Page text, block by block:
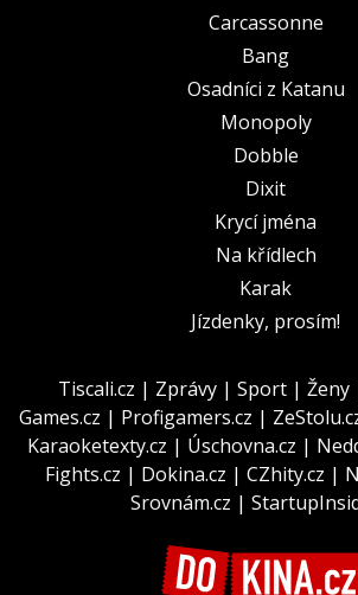
Carcassonne
Bang
Osadníci z Katanu
Monopoly
Dobble
Dixit
Krycí jména
Na křídlech
Karak
Jízdenky, prosím!
Tiscali.cz | Zprávy | Sport | Ženy
Games.cz | Profigamers.cz |
Karaoketexty.cz | Úschovna.cz |
Fights.cz | Dokina.cz | CZhity.cz |
Srovnám.cz |